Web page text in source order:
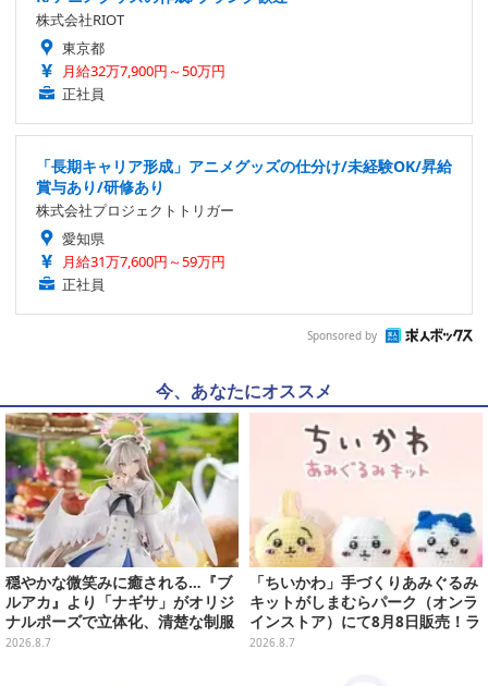
株式会社RIOT
東京都
月給32万7,900円～50万円
正社員
「長期キャリア形成」アニメグッズの仕分け/未経験OK/昇給
賞与あり/研修あり
株式会社プロジェクトトリガー
愛知県
月給31万7,600円～59万円
正社員
Sponsored by
今、あなたにオススメ
穏やかな微笑みに癒される…『ブ
ルアカ』より「ナギサ」がオリジ
ナルポーズで立体化、清楚な制服
は白の彩色にこだわり
2026.8.7
「ちいかわ」手づくりあみぐるみ
キットがしまむらパーク（オンラ
インストア）にて8月8日販売！ラ
インナップ全3種、初心者向きの
2026.8.7